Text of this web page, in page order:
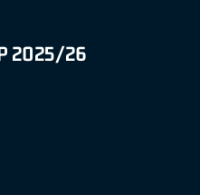
2025/26